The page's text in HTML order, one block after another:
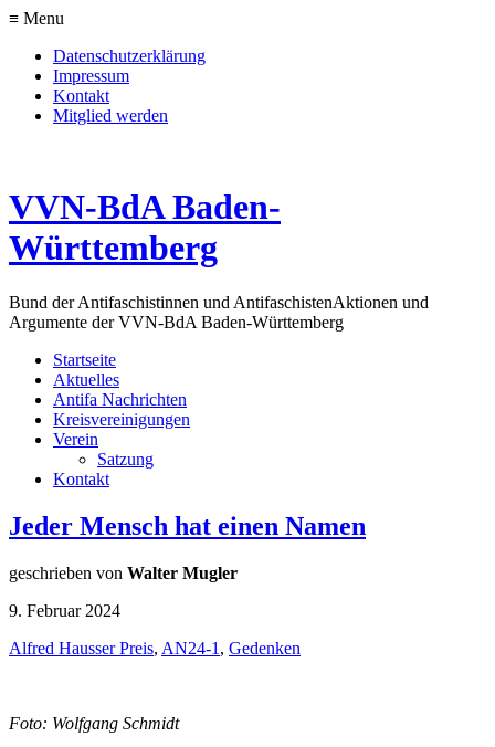
≡ Menu
Datenschutzerklärung
Impressum
Kontakt
Mitglied werden
VVN-BdA Baden-
Württemberg
Bund der Antifaschistinnen und AntifaschistenAktionen und
Argumente der VVN-BdA Baden-Württemberg
Startseite
Aktuelles
Antifa Nachrichten
Kreisvereinigungen
Verein
Satzung
Kontakt
Jeder Mensch hat einen Namen
geschrieben von Walter Mugler
9. Februar 2024
Alfred Hausser Preis, AN24-1 , Gedenken
Foto: Wolfgang Schmidt